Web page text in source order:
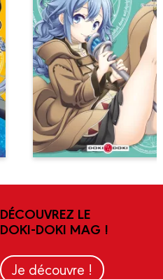
DÉCOUVREZ LE
DOKI-DOKI MAG !
Je découvre !